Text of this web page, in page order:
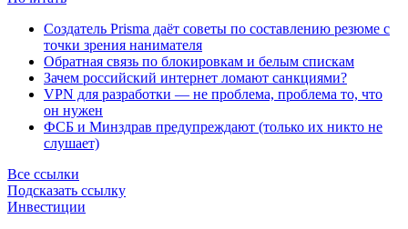
Создатель Prisma даёт советы по составлению резюме с
точки зрения нанимателя
Обратная связь по блокировкам и белым спискам
Зачем российский интернет ломают санкциями?
VPN для разработки — не проблема, проблема то, что
он нужен
ФСБ и Минздрав предупреждают (только их никто не
слушает)
Все ссылки
Подсказать ссылку
Инвестиции